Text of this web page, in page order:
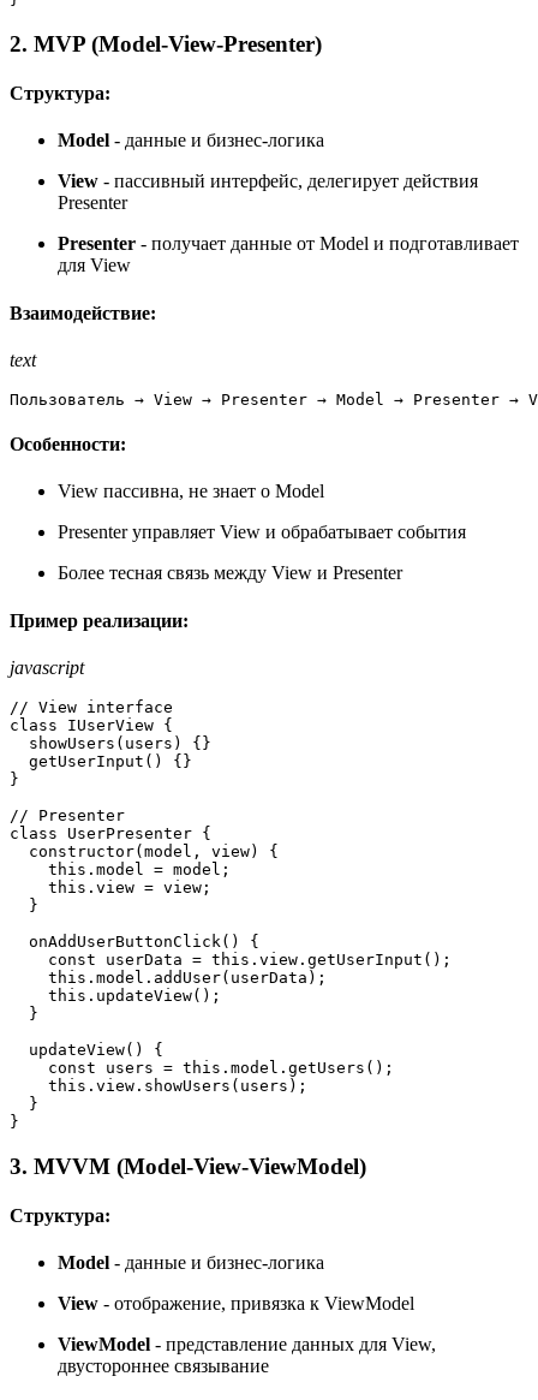
2. MVP (Model-View-Presenter)
Структура:
Model - данные и бизнес-логика
View - пассивный интерфейс, делегирует действия
Presenter
Presenter - получает данные от Model и подготавливает
для View
Взаимодействие:
text
Пользователь → View → Presenter → Model → Presenter →
Особенности:
View пассивна, не знает о Model
Presenter управляет View и обрабатывает события
Более тесная связь между View и Presenter
Пример реализации:
javascript
// View interface
class
IUserView {
showUsers ( users ) {}
getUserInput ( ) {}
}
// Presenter
class
UserPresenter {
constructor( model, view) {
this . model
= model;
this . view = view;
  }
onAddUserButtonClick ( ) {
const userData = this . view . getUserInput ();
this . model . addUser(userData);
this . updateView();
  }
updateView( ) {
const users = this . model . getUsers ();
this . view . showUsers (users);
  }
}
3. MVVM (Model-View-ViewModel)
Структура:
Model - данные и бизнес-логика
View - отображение, привязка к ViewModel
ViewModel - представление данных для View,
двустороннее связывание